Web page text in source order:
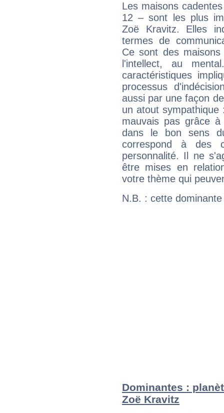
Les maisons
12 – sont les plus
Zoë Kravitz. Elles
termes de
Ce sont des
l'intellect, au
caractéristiques
processus
aussi par une façon
un atout
mauvais pas grâce
dans le bon sens
correspond à des
personnalité. Il ne
être mises en
votre thème qui
N.B. : cette
Dominantes :
Zoë Kravitz